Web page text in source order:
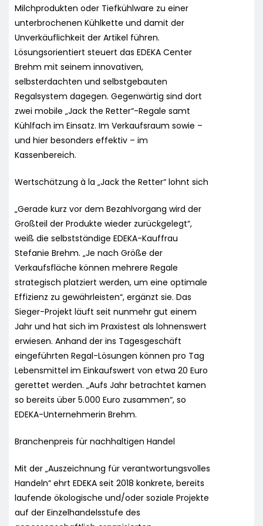
Milchprodukten oder Tiefkühlware zu einer
unterbrochenen Kühlkette und damit der
Unverkäuflichkeit der Artikel führen.
Lösungsorientiert steuert das EDEKA Center
Brehm mit seinem innovativen,
selbsterdachten und selbstgebauten
Regalsystem dagegen. Gegenwärtig sind dort
zwei mobile „Jack the Retter“-Regale samt
Kühlfach im Einsatz. Im Verkaufsraum sowie –
und hier besonders effektiv – im
Kassenbereich.
Wertschätzung à la „Jack the Retter“ lohnt sich
„Gerade kurz vor dem Bezahlvorgang wird der
Großteil der Produkte wieder zurückgelegt“,
weiß die selbstständige EDEKA-Kauffrau
Stefanie Brehm. „Je nach Größe der
Verkaufsfläche können mehrere Regale
strategisch platziert werden, um eine optimale
Effizienz zu gewährleisten“, ergänzt sie. Das
Sieger-Projekt läuft seit nunmehr gut einem
Jahr und hat sich im Praxistest als lohnenswert
erwiesen. Anhand der ins Tagesgeschäft
eingeführten Regal-Lösungen können pro Tag
Lebensmittel im Einkaufswert von etwa 20 Euro
gerettet werden. „Aufs Jahr betrachtet kamen
so bereits über 5.000 Euro zusammen“, so
EDEKA-Unternehmerin Brehm.
Branchenpreis für nachhaltigen Handel
Mit der „Auszeichnung für verantwortungsvolles
Handeln“ ehrt EDEKA seit 2018 konkrete, bereits
laufende ökologische und/oder soziale Projekte
auf der Einzelhandelsstufe des